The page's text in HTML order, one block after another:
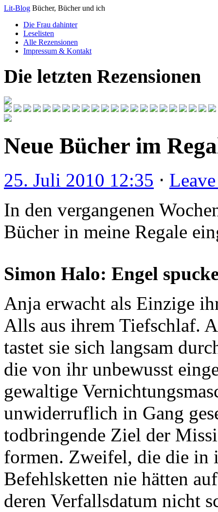
Lit-Blog Bücher, Bücher und ich
Die Frau dahinter
Leselisten
Alle Rezensionen
Impressum & Kontakt
Die letzten Rezensionen
Neue Bücher im
25. Juli 2010 12:35 ⋅
In den vergangenen
Bücher in meine Regale
Simon Halo: Engel
Anja erwacht als Einzige
Alls aus ihrem Tiefschlaf.
tastet sie sich langsam
die von ihr unbewusst
gewaltige
unwiderruflich in Gang
todbringende Ziel der
formen. Zweifel, die die in
Befehlsketten nie hätten
deren Verfallsdatum nicht